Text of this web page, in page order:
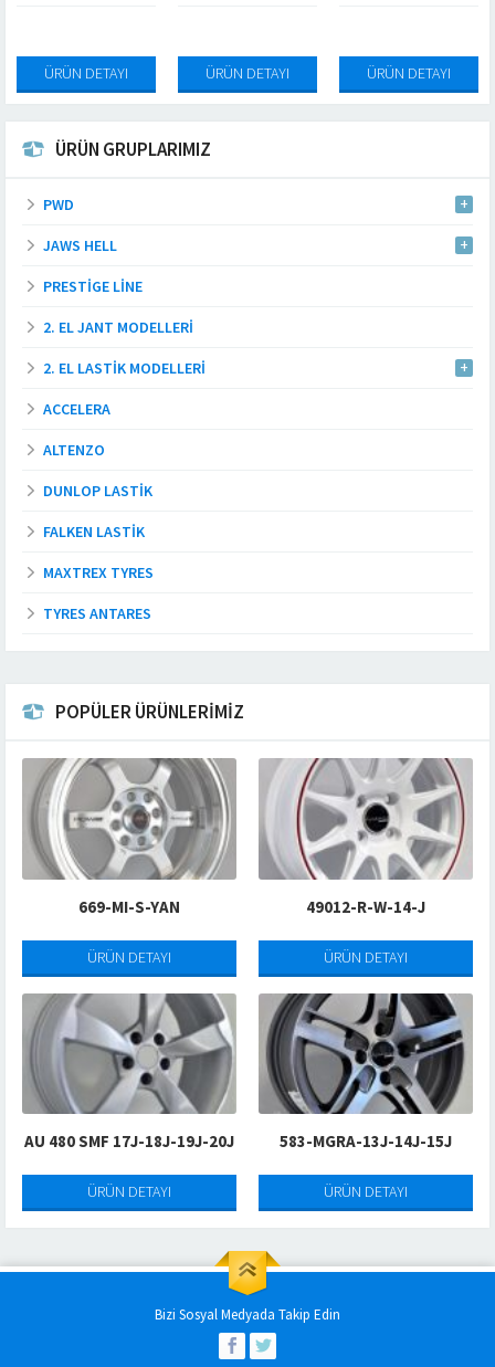
DETAYI ÜRÜN DETAYI ÜRÜN DETAYI
ÜRÜN GRUPLARIMIZ
PWD
JAWS HELL
PRESTIGE LINE
2. EL JANT MODELLERI
2. EL LASTIK MODELLERI
ACCELERA
ALTENZO
DUNLOP LASTIK
FALKEN LASTIK
MAXTREX TYRES
TYRES ANTARES
POPÜLER ÜRÜNLERİMİZ
669-MI-S-YAN
ÜRÜN DETAYI
49012-R-W-14-J
ÜRÜN DETAYI
AU 480 SMF 17J-18J-19J-20J
ÜRÜN DETAYI
583-MGRA-13J-14J-15J
ÜRÜN DETAYI
Bizi Sosyal Medyada Takip Edin